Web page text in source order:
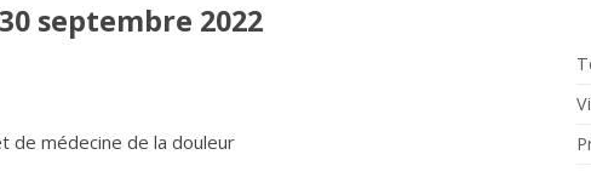
septembre 2022
de médecine de la douleur